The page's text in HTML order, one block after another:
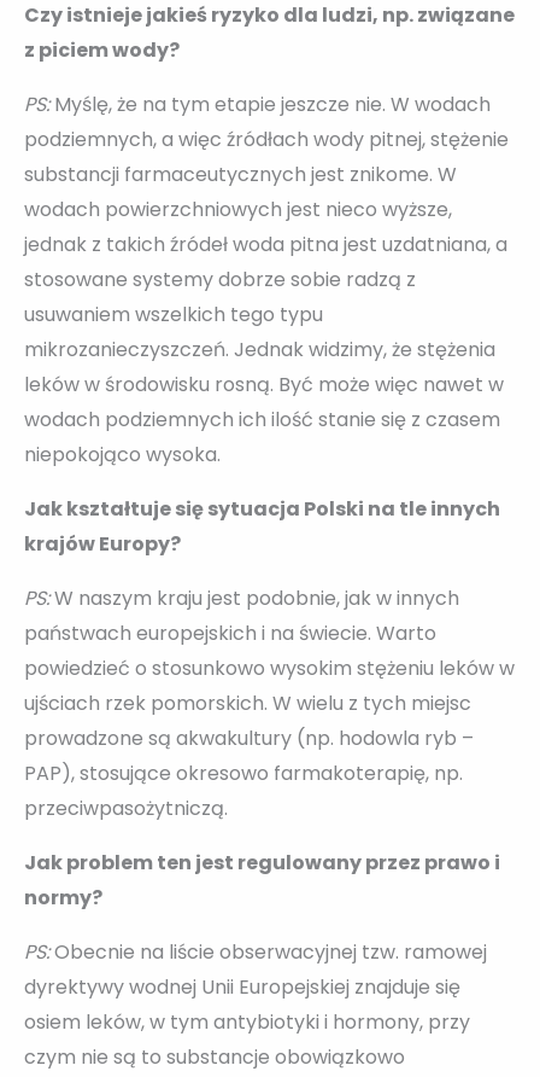
Czy istnieje jakieś ryzyko dla ludzi, np. związane
z piciem wody?
PS:Myślę, że na tym etapie jeszcze nie. W wodach
podziemnych, a więc źródłach wody pitnej, stężenie
substancji farmaceutycznych jest znikome. W
wodach powierzchniowych jest nieco wyższe,
jednak z takich źródeł woda pitna jest uzdatniana, a
stosowane systemy dobrze sobie radzą z
usuwaniem wszelkich tego typu
mikrozanieczyszczeń. Jednak widzimy, że stężenia
leków w środowisku rosną. Być może więc nawet w
wodach podziemnych ich ilość stanie się z czasem
niepokojąco wysoka.
Jak kształtuje się sytuacja Polski na tle innych
krajów Europy?
PS:W naszym kraju jest podobnie, jak w innych
państwach europejskich i na świecie. Warto
powiedzieć o stosunkowo wysokim stężeniu leków w
ujściach rzek pomorskich. W wielu z tych miejsc
prowadzone są akwakultury (np. hodowla ryb –
PAP), stosujące okresowo farmakoterapię, np.
przeciwpasożytniczą.
Jak problem ten jest regulowany przez prawo i
normy?
PS:Obecnie na liście obserwacyjnej tzw. ramowej
dyrektywy wodnej Unii Europejskiej znajduje się
osiem leków, w tym antybiotyki i hormony, przy
czym nie są to substancje obowiązkowo